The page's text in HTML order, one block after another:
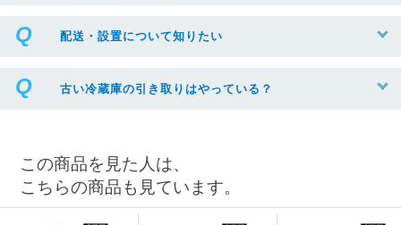
配送・設置について知りたい
古い冷蔵庫の引き取りはやっている？
この商品を見た人は、
こちらの商品も見ています。